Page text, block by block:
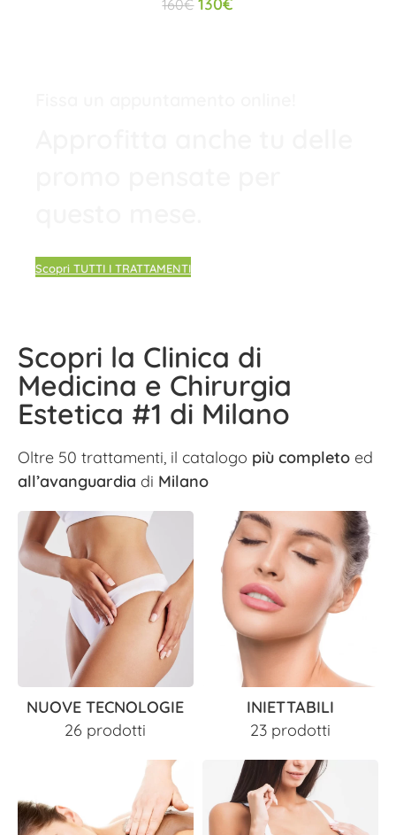
160€ 130€
Scopri TUTTI I TRATTAMENTI
Scopri la Clinica di
Medicina e Chirurgia
Estetica #1 di Milano
Oltre 50 trattamenti, il catalogo più completo ed
all’avanguardia di Milano
NUOVE TECNOLOGIE
26 prodotti
INIETTABILI
23 prodotti